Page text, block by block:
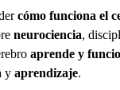
cómo funciona el
neurociencia,
aprende y
y aprendizaje.